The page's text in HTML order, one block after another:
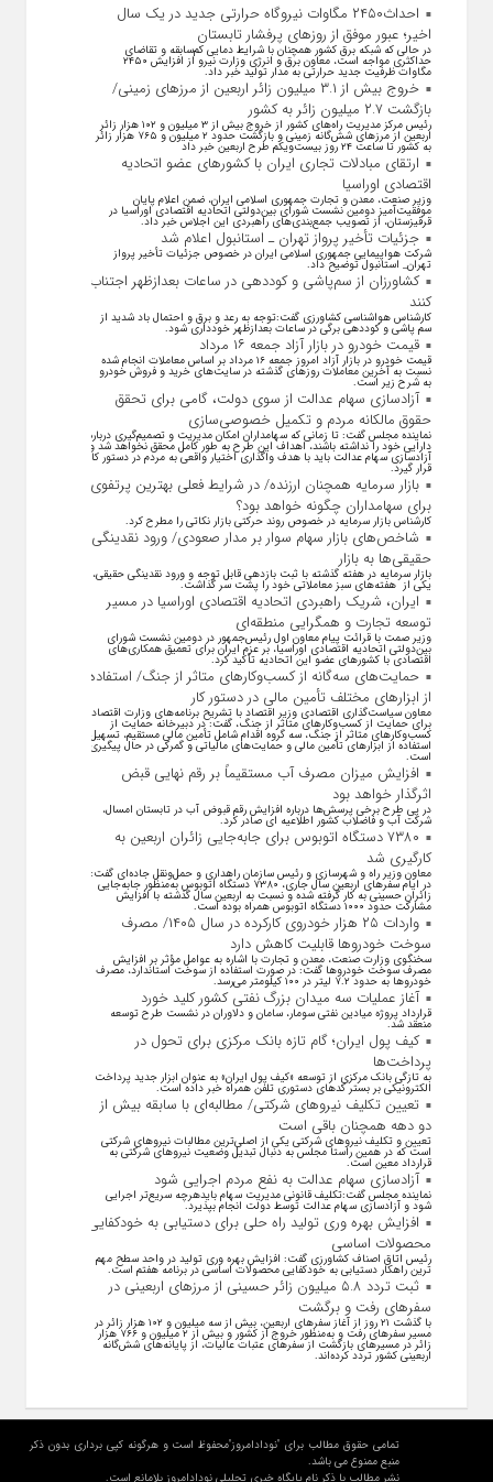
احداث۲۴۵۰ مگاوات نیروگاه حرارتی جدید در یک سال
اخیر؛ عبور موفق از روز‌های پرفشار تابستان
در حالی که شبکه برق کشور همچنان با شرایط دمایی کم‌سابقه و تقاضای
حداکثری مواجه است، معاون برق و انرژی وزارت نیرو از افزایش ۲۴۵۰
مگاوات ظرفیت جدید حرارتی به مدار تولید خبر داد.
خروج بیش از ۳.۱ میلیون زائر اربعین از مرزهای زمینی/
بازگشت ۲.۷ میلیون زائر به کشور
رئیس مرکز مدیریت راه‌های کشور از خروج بیش از ۳ میلیون و ۱۰۲ هزار زائر
اربعین از مرزهای شش‌گانه زمینی و بازگشت حدود ۲ میلیون و ۷۶۵ هزار زائر
به کشور تا ساعت ۲۴ روز بیست‌ویکم طرح اربعین خبر داد
ارتقای مبادلات تجاری ایران با کشور‌های عضو اتحادیه
اقتصادی اوراسیا
وزیر صنعت، معدن و تجارت جمهوری اسلامی ایران، ضمن اعلام پایان
موفقیت‌آمیز دومین نشست شورای بین‌دولتی اتحادیه اقتصادی اوراسیا در
قرقیزستان، از تصویب جمع‌بندی‌های راهبردی این اجلاس خبر داد.
جزئیات تأخیر پرواز تهران ـ استانبول اعلام شد
شرکت هواپیمایی جمهوری اسلامی ایران در خصوص جزئیات تأخیر پرواز
تهران_ استانبول توضیح داد.
کشاورزان از سم‌پاشی و کوددهی در ساعات بعدازظهر اجتناب
کنند
کارشناس هواشناسی کشاورزی گفت:توجه به رعد و برق و احتمال باد شدید از
سم پاشی و کوددهی برگی در ساعات بعدازظهر خودداری شود.
قیمت خودرو در بازار آزاد جمعه ۱۶ مرداد
قیمت خودرو در بازار آزاد امروز جمعه ۱۶ مرداد بر اساس معاملات انجام شده
نسبت به آخرین معاملات روز‌های گذشته در سایت‌های خرید و فروش خودرو
به شرح زیر است.
آزادسازی سهام عدالت از سوی دولت، گامی برای تحقق
حقوق مالکانه مردم و تکمیل خصوصی‌سازی
نماینده مجلس گفت: تا زمانی که سهامداران امکان مدیریت و تصمیم‌گیری درباره
دارایی خود را نداشته باشند، اهداف این طرح به طور کامل محقق نخواهد شد و
آزادسازی سهام عدالت باید با هدف واگذاری اختیار واقعی به مردم در دستور کار
قرار گیرد.
بازار سرمایه همچنان ارزنده/ در شرایط فعلی بهترین پرتفوی
برای سهامداران چگونه خواهد بود؟
کارشناس بازار سرمایه در خصوص روند حرکتی بازار نکاتی را مطرح کرد.
شاخص‌های بازار سهام سوار بر مدار صعودی/ ورود نقدینگی
حقیقی‌ها به بازار
بازار سرمایه در هفته گذشته با ثبت بازدهی قابل توجه و ورود نقدینگی حقیقی،
یکی از هفته‌های سبز معاملاتی خود را پشت سر گذاشت.
ایران، شریک راهبردی اتحادیه اقتصادی اوراسیا در مسیر
توسعه تجارت و همگرایی منطقه‌ای
وزیر صمت با قرائت پیام معاون اول رئیس‌جمهور در دومین نشست شورای
بین‌دولتی اتحادیه اقتصادی اوراسیا، بر عزم ایران برای تعمیق همکاری‌های
اقتصادی با کشورهای عضو این اتحادیه تأکید کرد.
حمایت‌های سه‌گانه از کسب‌وکارهای متاثر از جنگ/ استفاده
از ابزارهای مختلف تأمین مالی در دستور کار
معاون سیاست‌گذاری اقتصادی وزیر اقتصاد با تشریح برنامه‌های وزارت اقتصاد
برای حمایت از کسب‌وکار‌های متاثر از جنگ، گفت: در دبیرخانه حمایت از
کسب‌وکار‌های متاثر از جنگ، سه گروه اقدام شامل تأمین مالی مستقیم، تسهیل
استفاده از ابزار‌های تأمین مالی و حمایت‌های مالیاتی و گمرکی در حال پیگیری
است.
افزایش میزان مصرف آب مستقیماً بر رقم نهایی قبض
اثرگذار خواهد بود
در پی طرح برخی پرسش‌ها درباره افزایش رقم قبوض آب در تابستان امسال،
شرکت آب و فاضلاب کشور اطلاعیه ای صادر کرد.
۷۳۸۰ دستگاه اتوبوس برای جابه‌جایی زائران اربعین به
کارگیری شد
معاون وزیر راه و شهرسازی و رئیس سازمان راهداری و حمل‌ونقل جاده‌ای گفت:
در ایام سفرهای اربعین سال جاری، ۷۳۸۰ دستگاه اتوبوس به‌منظور جابه‌جایی
زائران حسینی به‌ کار گرفته شده و نسبت به اربعین سال گذشته با افزایش
مشارکت حدود ۱۰۰۰ دستگاه اتوبوس همراه بوده است.
واردات ۲۵ هزار خودروی کارکرده در سال ۱۴۰۵/ مصرف
سوخت خودرو‌ها قابلیت کاهش دارد
سخنگوی وزارت صنعت، معدن و تجارت با اشاره به عوامل مؤثر بر افزایش
مصرف سوخت خودرو‌ها گفت: در صورت استفاده از سوخت استاندارد، مصرف
خودرو‌ها به حدود ۷.۲ لیتر در ۱۰۰ کیلومتر می‌رسد.
آغاز عملیات سه میدان بزرگ نفتی کشور کلید خورد
قرارداد پروژه میادین نفتی سومار، سامان و دلاوران در نشست طرح توسعه
منعقد شد.
کیف پول ایران؛ گام تازه بانک مرکزی برای تحول در
پرداخت‌ها
به تازگی بانک مرکزی از توسعه «کیف پول ایران» به عنوان ابزار جدید پرداخت
الکترونیکی بر بستر کد‌های دستوری تلفن همراه خبر داده است.
تعیین تکلیف نیروهای شرکتی/ مطالبه‌ای با سابقه بیش از
دو دهه همچنان باقی است
تعیین و تکلیف نیرو‌های شرکتی یکی از اصلی‌ترین مطالبات نیرو‌های شرکتی
است که در همین راستا مجلس به دنبال تبدیل وضعیت نیرو‌های شرکتی به
قرارداد معین است.
آزادسازی سهام عدالت به نفع مردم اجرایی شود
نماینده مجلس گفت:تکلیف قانونی مدیریت سهام بایدهرچه سریع‌تر اجرایی
شود و آزادسازی سهام عدالت توسط دولت انجام بپذیرد.
افزایش بهره وری تولید راه حلی برای دستیابی به خودکفایی
محصولات اساسی
رئیس اتاق اصناف کشاورزی گفت: افزایش بهره وری تولید در واحد سطح مهم
ترین راهکار دستیابی به خودکفایی محصولات اساسی در برنامه هفتم است.
ثبت تردد ۵.۸ میلیون زائر حسینی از مرزهای اربعینی در
سفرهای رفت و برگشت
با گذشت ۲۱ روز از آغاز سفرهای اربعین، بیش از سه میلیون و ۱۰۲ هزار زائر در
مسیر سفرهای رفت و به‌منظور خروج از کشور و بیش از ۲ میلیون و ۷۶۶ هزار
زائر در مسیرهای بازگشت از سفرهای عتبات عالیات، از پایانه‌های شش‌گانه
اربعینی کشور تردد کرده‌اند.
تمامی حقوق مطالب برای "نودادامروز"محفوظ است و هرگونه کپی برداری بدون ذکر
منبع ممنوع می باشد.
نشر مطالب با ذکر نام پایگاه خبری تحلیلی نودادامروز بلامانع است.